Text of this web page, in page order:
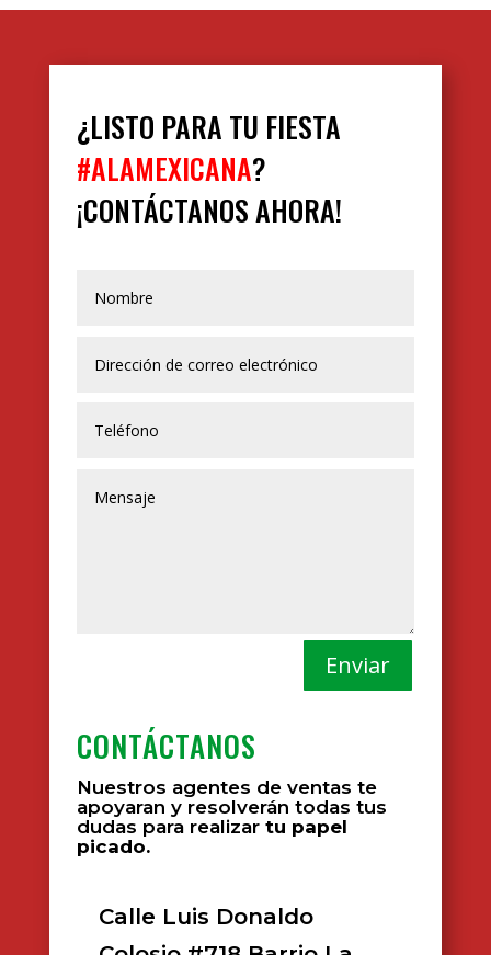
¿LISTO PARA TU FIESTA
#ALAMEXICANA?
¡CONTÁCTANOS AHORA!
Enviar
CONTÁCTANOS
Nuestros agentes de ventas te
apoyaran y resolverán todas tus
dudas para realizartu papel
picado.
Calle Luis Donaldo